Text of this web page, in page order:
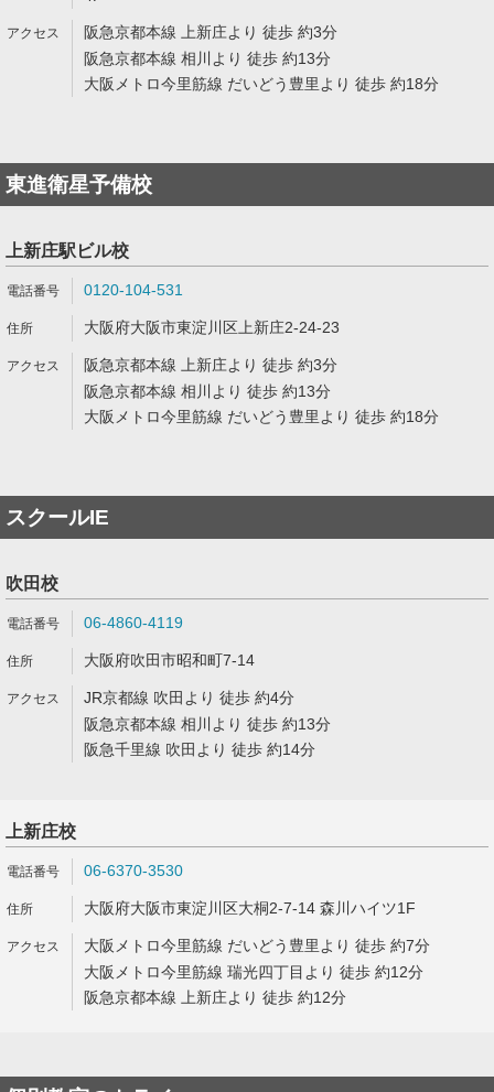
阪急京都本線 上新庄より 徒歩 約3分
阪急京都本線 相川より 徒歩 約13分
大阪メトロ今里筋線 だいどう豊里より 徒歩 約18分
東進衛星予備校
上新庄駅ビル校
0120-104-531
大阪府大阪市東淀川区上新庄2-24-23
阪急京都本線 上新庄より 徒歩 約3分
阪急京都本線 相川より 徒歩 約13分
大阪メトロ今里筋線 だいどう豊里より 徒歩 約18分
スクールIE
吹田校
06-4860-4119
大阪府吹田市昭和町7-14
JR京都線 吹田より 徒歩 約4分
阪急京都本線 相川より 徒歩 約13分
阪急千里線 吹田より 徒歩 約14分
上新庄校
06-6370-3530
大阪府大阪市東淀川区大桐2-7-14 森川ハイツ1F
大阪メトロ今里筋線 だいどう豊里より 徒歩 約7分
大阪メトロ今里筋線 瑞光四丁目より 徒歩 約12分
阪急京都本線 上新庄より 徒歩 約12分